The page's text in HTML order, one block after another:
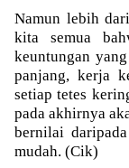
Namun lebih
kita semua
keuntungan
panjang, kerja
setiap tetes
pada akhirnya
bernilai
mudah. (Cik)